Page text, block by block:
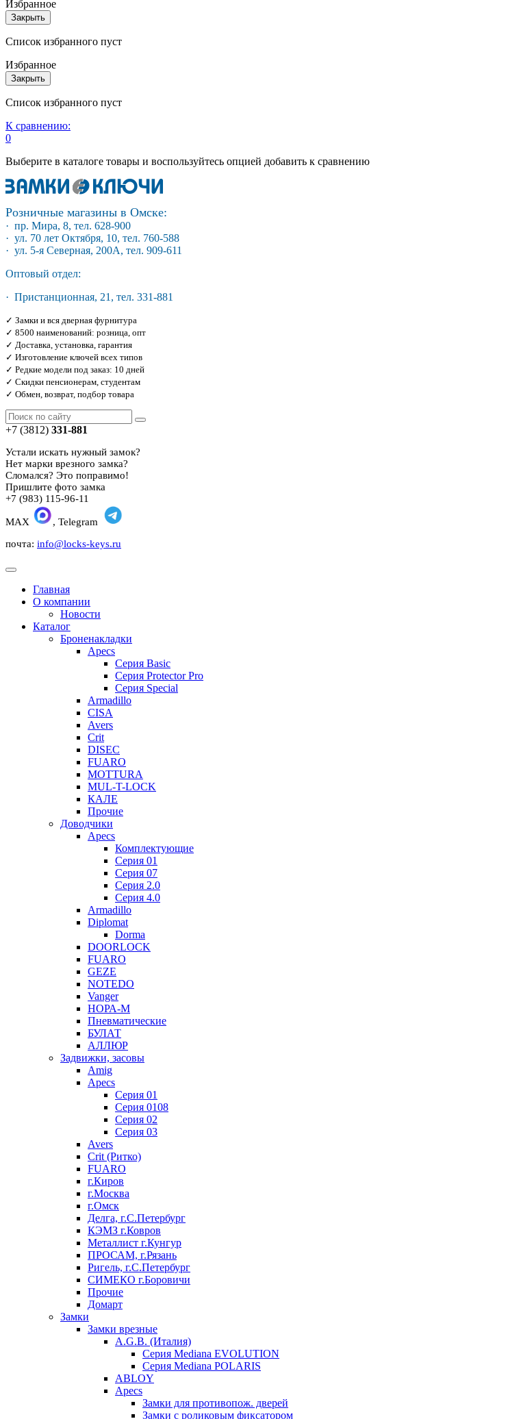
Избранное
Закрыть
Список избранного пуст
Избранное
Закрыть
Список избранного пуст
К сравнению:
0
Выберите в каталоге товары и воспользуйтесь опцией добавить к сравнению
Розничные магазины в Омске:
· пр. Мира, 8, тел. 628-900
· ул. 70 лет Октября, 10, тел. 760-588
· ул. 5-я Северная, 200А, тел. 909-611
Оптовый отдел:
· Пристанционная, 21, тел. 331-881
✓ Замки и вся дверная фурнитура
✓ 8500 наименований: розница, опт
✓ Доставка, установка, гарантия
✓ Изготовление ключей всех типов
✓ Редкие модели под заказ: 10 дней
✓ Скидки пенсионерам, студентам
✓ Обмен, возврат, подбор товара
+7 (3812) 331-881
Устали искать нужный замок?
Нет марки врезного замка?
Сломался? Это поправимо!
Пришлите фото замка
+7 (983) 115-96-11
MAX
, Telegram
почта: info@locks-keys.ru
Главная
О компании
Новости
Каталог
Броненакладки
Apecs
Серия Basic
Серия Protector Pro
Серия Special
Armadillo
CISA
Avers
Crit
DISEC
FUARO
MOTTURA
MUL-T-LOCK
КАЛЕ
Прочие
Доводчики
Apecs
Комплектующие
Серия 01
Серия 07
Серия 2.0
Серия 4.0
Armadillo
Diplomat
Dorma
DOORLOCK
FUARO
GEZE
NOTEDO
Vanger
НОРА-М
Пневматические
БУЛАТ
АЛЛЮР
Задвижки, засовы
Amig
Apecs
Серия 01
Серия 0108
Серия 02
Серия 03
Avers
Crit (Ритко)
FUARO
г.Киров
г.Москва
г.Омск
Делга, г.С.Петербург
КЭМЗ г.Ковров
Металлист г.Кунгур
ПРОСАМ, г.Рязань
Ригель, г.С.Петербург
СИМЕКО г.Боровичи
Прочие
Домарт
Замки
Замки врезные
A.G.B. (Италия)
Серия Mediana EVOLUTION
Серия Mediana POLARIS
ABLOY
Apecs
Замки для противопож. дверей
Замки с роликовым фиксатором